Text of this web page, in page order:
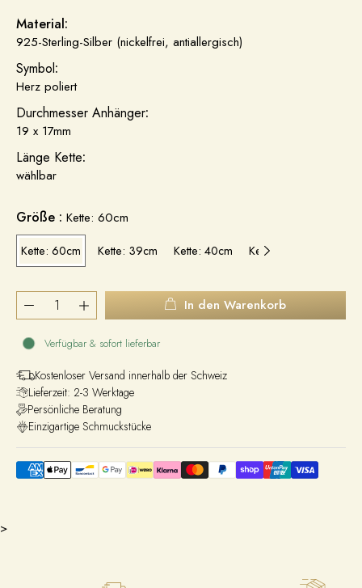
Material:
925-Sterling-Silber (nickelfrei, antiallergisch)
Symbol:
Herz poliert
Durchmesser Anhänger:
19 x 17mm
Länge Kette:
wählbar
Größe : Kette: 60cm
Kette: 60cm Kette: 39cm Kette: 40cm Kette: 42cm
In den Warenkorb
Verfügbar & sofort lieferbar
Kostenloser Versand innerhalb der Schweiz
Lieferzeit: 2-3 Werktage
Persönliche Beratung
Einzigartige Schmuckstücke
>